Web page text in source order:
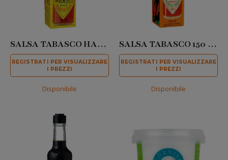
SALSA TABASCO HABANERO 60 ML
REGISTRATI PER VISUALIZZARE
I PREZZI
Disponibile
SALSA TABASCO 150 ML
REGISTRATI PER VISUALIZZARE
I PREZZI
Disponibile